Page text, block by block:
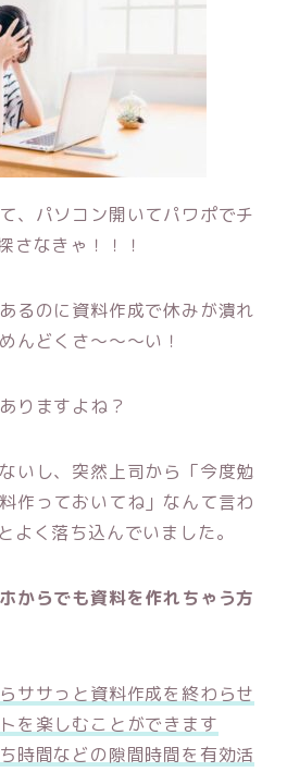
、パソコン開いてパワポでチ
なきゃ！！！
るのに資料作成で休みが潰れ
んどくさ〜〜〜い！
りますよね？
いし、突然上司から「今度勉
作っておいてね」なんて言わ
く落ち込んでいました。
からでも資料を作れちゃう方
ササっと資料作成を終わらせ
を楽しむことができます
時間などの隙間時間を有効活